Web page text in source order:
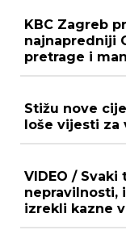
KBC Zagreb
najnapredniji
pretrage i
Stižu nove
loše vijesti za
VIDEO /
nepravilnosti,
izrekli kazne